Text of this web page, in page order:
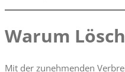
Warum
Mit der zunehmenden